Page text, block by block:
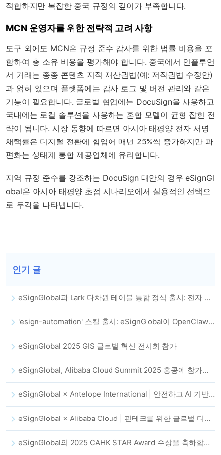
적합하지만 복잡한 중국 규정의 깊이가 부족합니다.
MCN 운영자를 위한 전략적 고려 사항
도구 외에도 MCN은 규정 준수 감사를 위한 법률 비용을 포
함하여 총 소유 비용을 평가해야 합니다. 중국에서 인플루언
서 거래는 종종 콘텐츠 지적 재산권법(예: 저작권법 수정안)
과 얽혀 있으며 플랫폼에는 감사 로그 및 버전 관리와 같은
기능이 필요합니다. 글로벌 협업에는 DocuSign을 사용하고
국내에는 로컬 솔루션을 사용하는 혼합 모델이 균형 잡힌 전
략이 됩니다. 시장 동향에 따르면 아시아 태평양 전자 서명
채택률은 디지털 전환에 힘입어 매년 25%씩 증가하지만 파
편화는 생태계 통합 제공업체에 유리합니다.
지역 규정 준수를 강조하는 DocuSign 대안의 경우 eSignGl
obal은 아시아 태평양 초점 시나리오에서 실용적인 선택으
로 두각을 나타냅니다.
인기 글
eSignGlobal과 Lark 다차원 테이블 통합 정식 출시: 전자 계약 체결 및 보관 전체 자동화
'esign-automation' 스킬 출시: eSignGlobal이 OpenClaw에 자동 전자서명을 지원
eSignGlobal 2025 GIS 글로벌 혁신 전시회 참가
eSignGlobal, Alibaba Cloud Summit 2025 홍콩에 참가해 AI 기반 클라우드 혁신과 디지털 신뢰를 강화
eSignGlobal × Antelope International | 안전하고 AI 기반의 디지털 워크플로우 발전 추진
eSignGlobal × Alibaba Cloud | 핀테크를 위한 글로벌 디지털 신뢰 강화를 위해 협력
eSignGlobal의 2025 CAHK STAR Award 수상을 축하합니다!